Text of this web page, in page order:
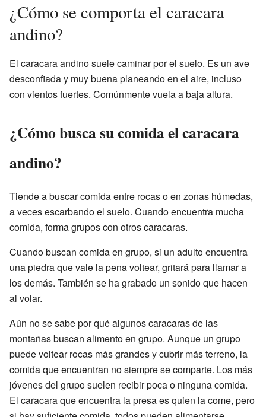
¿Cómo se comporta el caracara
andino?
El caracara andino suele caminar por el suelo. Es un ave
desconfiada y muy buena planeando en el aire, incluso
con vientos fuertes. Comúnmente vuela a baja altura.
¿Cómo busca su comida el caracara
andino?
Tiende a buscar comida entre rocas o en zonas húmedas,
a veces escarbando el suelo. Cuando encuentra mucha
comida, forma grupos con otros caracaras.
Cuando buscan comida en grupo, si un adulto encuentra
una piedra que vale la pena voltear, gritará para llamar a
los demás. También se ha grabado un sonido que hacen
al volar.
Aún no se sabe por qué algunos caracaras de las
montañas buscan alimento en grupo. Aunque un grupo
puede voltear rocas más grandes y cubrir más terreno, la
comida que encuentran no siempre se comparte. Los más
jóvenes del grupo suelen recibir poca o ninguna comida.
El caracara que encuentra la presa es quien la come, pero